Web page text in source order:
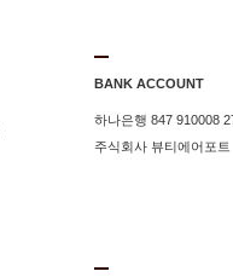
BANK ACCOUNT
하나은행 847 910008
주식회사 뷰티에어포트